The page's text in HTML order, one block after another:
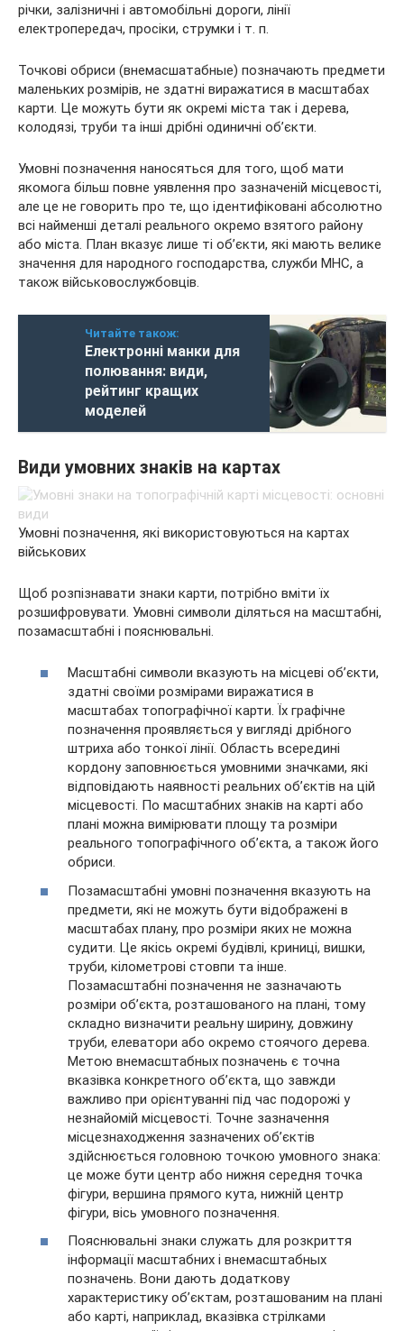
річки, залізничні і автомобільні дороги, лінії
електропередач, просіки, струмки і т. п.
Точкові обриси (внемасшатабные) позначають предмети
маленьких розмірів, не здатні виражатися в масштабах
карти. Це можуть бути як окремі міста так і дерева,
колодязі, труби та інші дрібні одиничні об’єкти.
Умовні позначення наносяться для того, щоб мати
якомога більш повне уявлення про зазначеній місцевості,
але це не говорить про те, що ідентифіковані абсолютно
всі найменші деталі реального окремо взятого району
або міста. План вказує лише ті об’єкти, які мають велике
значення для народного господарства, служби МНС, а
також військовослужбовців.
Читайте також:
Електронні манки для
полювання: види,
рейтинг кращих
моделей
Види умовних знаків на картах
Умовні позначення, які використовуються на картах
військових
Щоб розпізнавати знаки карти, потрібно вміти їх
розшифровувати. Умовні символи діляться на масштабні,
позамасштабні і пояснювальні.
Масштабні символи вказують на місцеві об’єкти,
здатні своїми розмірами виражатися в
масштабах топографічної карти. Їх графічне
позначення проявляється у вигляді дрібного
штриха або тонкої лінії. Область всередині
кордону заповнюється умовними значками, які
відповідають наявності реальних об’єктів на цій
місцевості. По масштабних знаків на карті або
плані можна вимірювати площу та розміри
реального топографічного об’єкта, а також його
обриси.
Позамасштабні умовні позначення вказують на
предмети, які не можуть бути відображені в
масштабах плану, про розміри яких не можна
судити. Це якісь окремі будівлі, криниці, вишки,
труби, кілометрові стовпи та інше.
Позамасштабні позначення не зазначають
розміри об’єкта, розташованого на плані, тому
складно визначити реальну ширину, довжину
труби, елеватори або окремо стоячого дерева.
Метою внемасштабных позначень є точна
вказівка конкретного об’єкта, що завжди
важливо при орієнтуванні під час подорожі у
незнайомій місцевості. Точне зазначення
місцезнаходження зазначених об’єктів
здійснюється головною точкою умовного знака:
це може бути центр або нижня середня точка
фігури, вершина прямого кута, нижній центр
фігури, вісь умовного позначення.
Пояснювальні знаки служать для розкриття
інформації масштабних і внемасштабных
позначень. Вони дають додаткову
характеристику об’єктам, розташованим на плані
або карті, наприклад, вказівка стрілками